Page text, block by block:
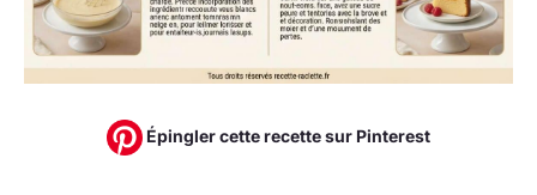
Épingler cette recette sur Pinterest